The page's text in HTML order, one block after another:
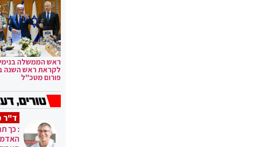
ראש הממשלה
לקראת ראש השנה
פורום מטכ"ל
ד"ר
: כך